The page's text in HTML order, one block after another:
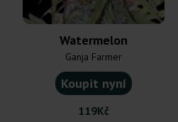
Watermelon
Ganja Farmer
Koupit nyní
119Kč